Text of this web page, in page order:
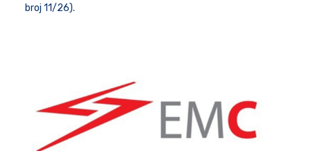
broj 11/26).